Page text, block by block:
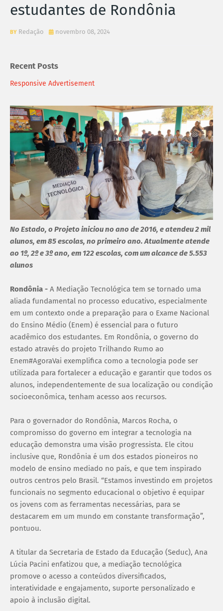
estudantes de Rondônia
Redação novembro 08, 2024
Recent Posts
Responsive Advertisement
No Estado, o Projeto iniciou no ano de 2016, e atendeu 2 mil
alunos, em 85 escolas, no primeiro ano. Atualmente atende
ao 1º, 2º e 3º ano, em 122 escolas, com um alcance de 5.553
alunos
Rondônia - A Mediação Tecnológica tem se tornado uma
aliada fundamental no processo educativo, especialmente
em um contexto onde a preparação para o Exame Nacional
do Ensino Médio (Enem) é essencial para o futuro
acadêmico dos estudantes. Em Rondônia, o governo do
estado através do projeto Trilhando Rumo ao
Enem#AgoraVai exemplifica como a tecnologia pode ser
utilizada para fortalecer a educação e garantir que todos os
alunos, independentemente de sua localização ou condição
socioeconômica, tenham acesso aos recursos.
Para o governador do Rondônia, Marcos Rocha, o
compromisso do governo em integrar a tecnologia na
educação demonstra uma visão progressista. Ele citou
inclusive que, Rondônia é um dos estados pioneiros no
modelo de ensino mediado no país, e que tem inspirado
outros centros pelo Brasil. “Estamos investindo em projetos
funcionais no segmento educacional o objetivo é equipar
os jovens com as ferramentas necessárias, para se
destacarem em um mundo em constante transformação”,
pontuou.
A titular da Secretaria de Estado da Educação (Seduc), Ana
Lúcia Pacini enfatizou que, a mediação tecnológica
promove o acesso a conteúdos diversificados,
interatividade e engajamento, suporte personalizado e
apoio à inclusão digital.